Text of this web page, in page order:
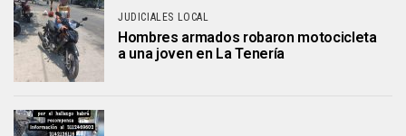
JUDICIALES LOCAL
Hombres armados robaron motocicleta
a una joven en La Tenería